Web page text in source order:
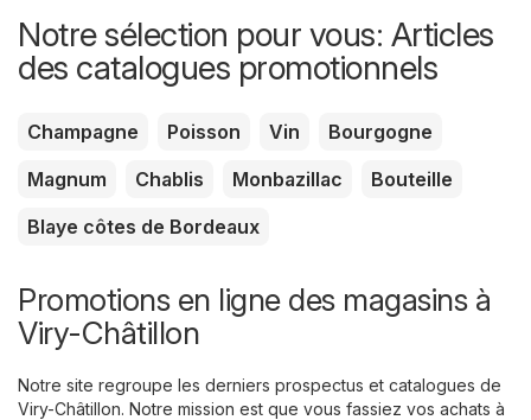
Notre sélection pour vous: Articles
des catalogues promotionnels
Champagne Poisson Vin
Bourgogne
Magnum
Chablis Monbazillac
Bouteille
Blaye côtes de Bordeaux
Promotions en ligne des magasins à
Viry-Châtillon
Notre site regroupe les derniers prospectus et catalogues de
Viry-Châtillon. Notre mission est que vous fassiez vos achats à